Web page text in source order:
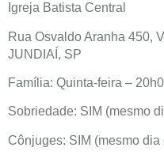
Igreja Batista Central
Rua Osvaldo Aranha 450,
JUNDIAÍ, SP
Família: Quinta-feira –
Sobriedade: SIM (mesmo
Cônjuges: SIM (mesmo dia